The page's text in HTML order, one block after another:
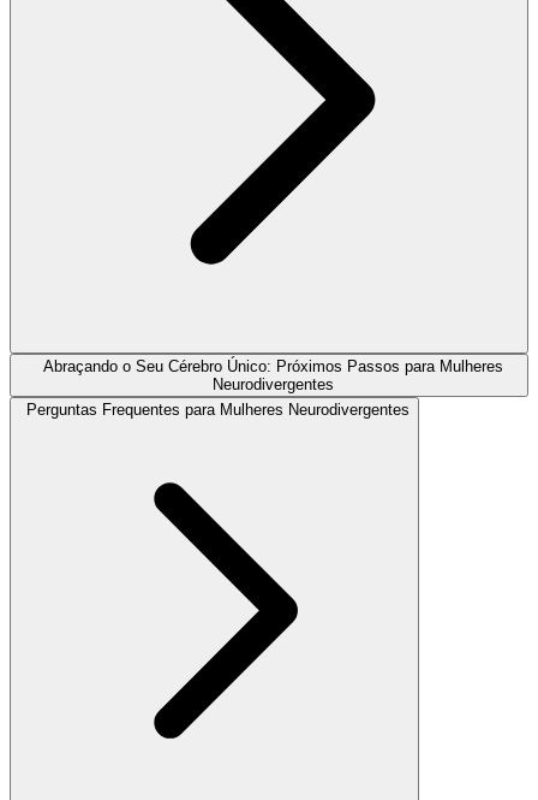
Abraçando o Seu Cérebro Único: Próximos Passos para Mulheres
Neurodivergentes
Perguntas Frequentes para Mulheres Neurodivergentes